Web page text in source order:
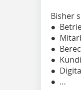
Bisher
●
●
●
●
●
● …